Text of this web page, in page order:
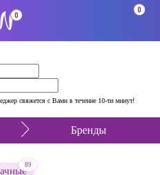
свяжется с Вами в течение 10-ти минут!
0
0
Бренды
89